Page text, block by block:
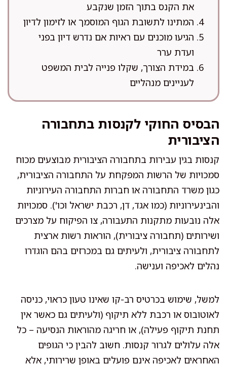
את הקנס בתוך הזמן שנקבע
המתינו לתשובת הגוף המוסמך או לזימון לדיון
הגיעו מוכנים עם ראיות אם נדרש דיון בפני
ועדת ערר
במידת הצורך, שקלו פנייה לבית המשפט
לעניינים מנהליים
הבסיס החוקי לקנסות בתחבורה
הציבורית
קנסות בגין עבירות בתחבורה הציבורית מבוצעים מכוח
סמכויות של הרשות המפקחת על התחבורה הציבורית,
כגון משרד התחבורה או חברות התחבורה העירוניות
והבינעירוניות (כמו אגד, דן, רכבת ישראל וכו'). סמכויות
אלה נובעות מתקנות התעבורה, צו הפיקוח על מצרכים
ושירותים (תחבורה ציבורית), הוראות רשות ארצית
לתחבורה ציבורית, ולעיתים גם במכרזים בהם הוגדרו
נהלים לאכיפה וענישה.
למשל, שימוש בכרטיס רב-קו שאינו טעון כראוי, כניסה
לאוטובוס או רכבת ללא תיקוף (ולעיתים גם כאשר אין
תחנת תיקוף פעילה), או חריגה מהוראות הנסיעה – כל
אלה עלולים לגרור קנסות. חשוב להבין כי הגופים
האחראים לאכיפה אינם פועלים באופן שרירותי, אלא